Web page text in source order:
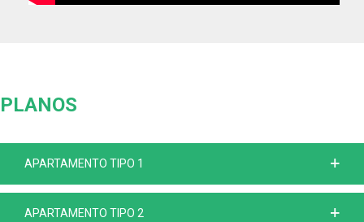
PLANOS
APARTAMENTO TIPO 1
APARTAMENTO TIPO 2